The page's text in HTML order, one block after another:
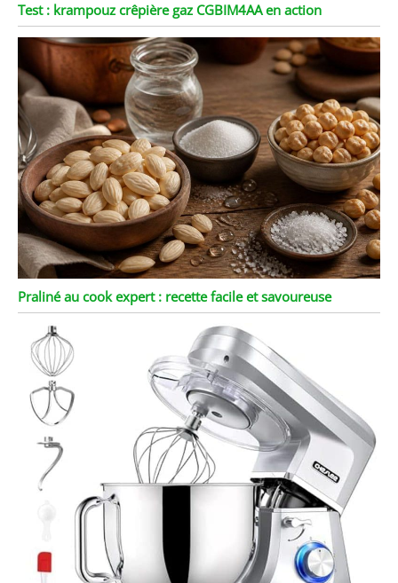
Test : krampouz crêpière gaz CGBIM4AA en action
Praliné au cook expert : recette facile et savoureuse